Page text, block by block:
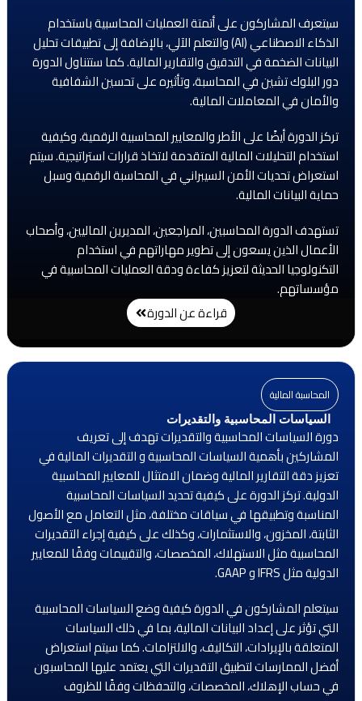
سيتعرف المشاركون على أتمتة العمليات المحاسبية باستخدام
الذكاء الاصطناعي (AI) والتعلم الآلي، بالإضافة إلى تطبيقات تحليل
البيانات الضخمة في التدقيق والتقارير المالية. كما ستتناول الدورة
دور البلوك تشين في المحاسبة، وتأثيره على تحسين الشفافية
والأمان في المعاملات المالية.
تركز الدورة أيضًا على الأطر والمعايير المحاسبية الرقمية، وكيفية
استخدام التحليلات المالية المتقدمة لاتخاذ قرارات استراتيجية. سيتم
استعراض تحديات الأمن السيبراني في المحاسبة الرقمية وسبل
حماية البيانات المالية.
تستهدف الدورة المحاسبين، المراجعين، المديرين الماليين، وأصحاب
الأعمال الذين يسعون إلى تطوير مهاراتهم في استخدام
التكنولوجيا الحديثة لتعزيز كفاءة ودقة العمليات المحاسبية في
مؤسساتهم.
قراءة عن الدورة
المحاسبة المالية
السياسات المحاسبية والتقديرات
دورة السياسات المحاسبية والتقديرات تهدف إلى تعريف
المشاركين بأهمية السياسات المحاسبية و التقديرات المالية في
تعزيز دقة التقارير المالية وضمان الامتثال للمعايير المحاسبية
الدولية. تركز الدورة على كيفية تحديد السياسات المحاسبية
المناسبة وتطبيقها في سياقات مختلفة، مثل التعامل مع الأصول
الثابتة، المخزون، والاستثمارات، وكذلك على كيفية إجراء التقديرات
المحاسبية مثل الاستهلاك، المخصصات، والتقييمات وفقًا للمعايير
الدولية مثل IFRS و GAAP.
سيتعلم المشاركون في الدورة كيفية وضع السياسات المحاسبية
التي تؤثر على إعداد البيانات المالية، بما في ذلك السياسات
المتعلقة بالإيرادات، التكاليف، والالتزامات. كما سيتم استعراض
أفضل الممارسات لتطبيق التقديرات التي يعتمد عليها المحاسبون
في حساب الإهلاك، المخصصات، والتحفظات وفقًا للظروف